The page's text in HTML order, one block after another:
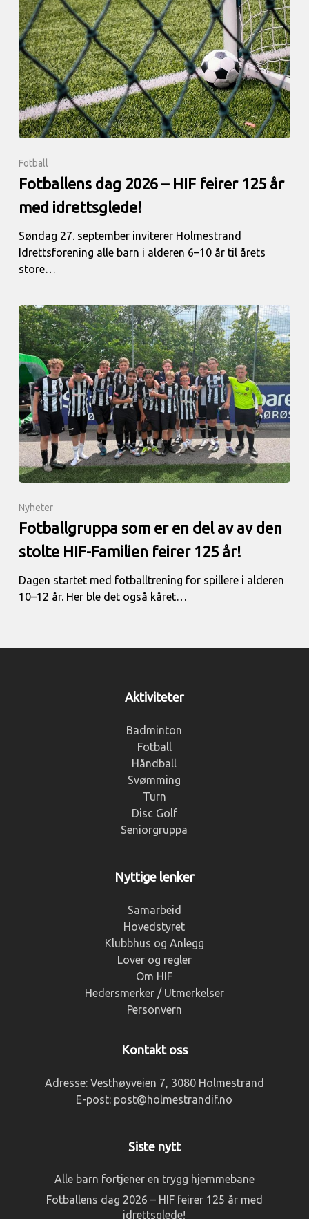
Fotball
Fotballens dag 2026 – HIF feirer 125 år
med idrettsglede!
Søndag 27. september inviterer Holmestrand
Idrettsforening alle barn i alderen 6–10 år til årets
store…
Nyheter
Fotballgruppa som er en del av av den
stolte HIF-Familien feirer 125 år!
Dagen startet med fotballtrening for spillere i alderen
10–12 år. Her ble det også kåret…
Aktiviteter
Badminton
Fotball
Håndball
Svømming
Turn
Disc Golf
Seniorgruppa
Nyttige lenker
Samarbeid
Hovedstyret
Klubbhus og Anlegg
Lover og regler
Om HIF
Hedersmerker / Utmerkelser
Personvern
Kontakt oss
Adresse: Vesthøyveien 7, 3080 Holmestrand
E-post: post@holmestrandif.no
Siste nytt
Alle barn fortjener en trygg hjemmebane
Fotballens dag 2026 – HIF feirer 125 år med
idrettsglede!